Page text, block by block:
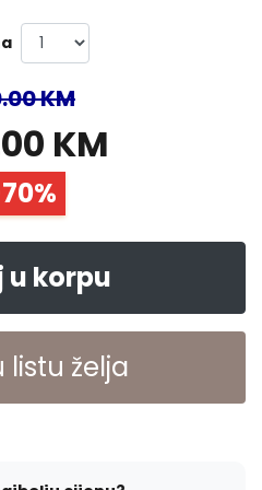
KM
KM
u korpu
listu želja